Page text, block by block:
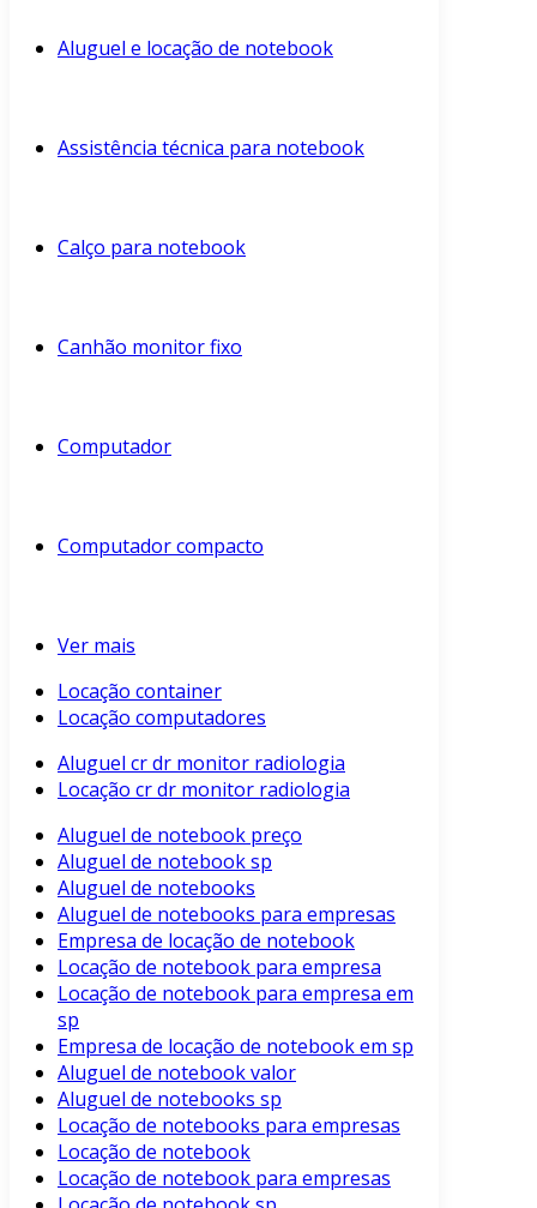
Aluguel e locação de notebook
Assistência técnica para notebook
Calço para notebook
Canhão monitor fixo
Computador
Computador compacto
Ver mais
Locação container
Locação computadores
Aluguel cr dr monitor radiologia
Locação cr dr monitor radiologia
Aluguel de notebook preço
Aluguel de notebook sp
Aluguel de notebooks
Aluguel de notebooks para empresas
Empresa de locação de notebook
Locação de notebook para empresa
Locação de notebook para empresa em
sp
Empresa de locação de notebook em sp
Aluguel de notebook valor
Aluguel de notebooks sp
Locação de notebooks para empresas
Locação de notebook
Locação de notebook para empresas